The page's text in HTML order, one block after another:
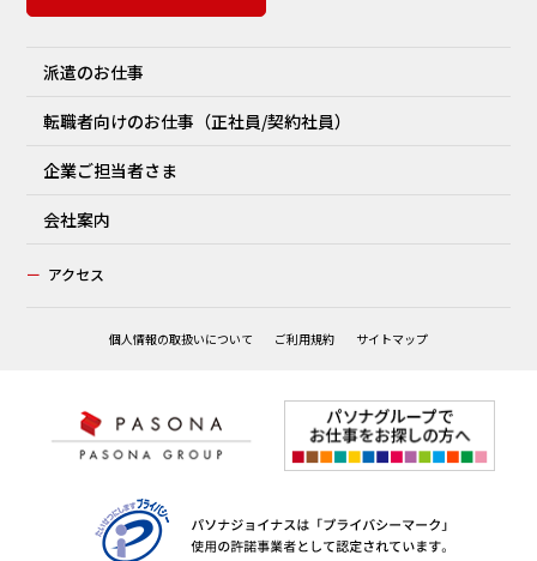
派遣のお仕事
転職者向けのお仕事（正社員/契約社員）
企業ご担当者さま
会社案内
ー アクセス
個人情報の取扱いについて ご利用規約 サイトマップ